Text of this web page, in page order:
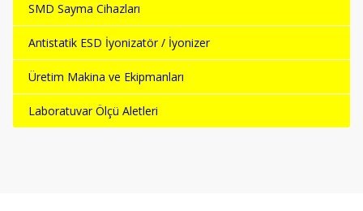
SMD Sayma Cihazları
Antistatik ESD İyonizatör / İyonizer
Üretim Makina ve Ekipmanları
Laboratuvar Ölçü Aletleri